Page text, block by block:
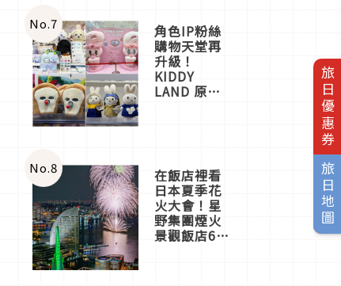
旅日優惠券
旅日地圖
一同給出了
答案
No.7 角色IP粉絲
購物天堂再
升級！
KIDDY
LAND 原宿
店3分即達
No.8 在飯店裡看
日本夏季花
火大會！星
野集團煙火
景觀飯店6